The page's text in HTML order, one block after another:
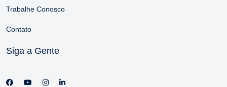
Trabalhe Conosco
Contato
Siga a Gente